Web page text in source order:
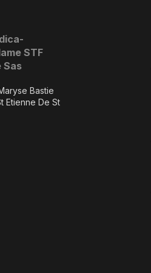
STF
Sas
Bastie
Etienne De St